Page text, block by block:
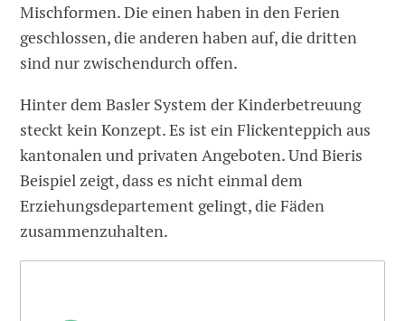
Mischformen. Die einen haben in den Ferien
geschlossen, die anderen haben auf, die dritten
sind nur zwischendurch offen.
Hinter dem Basler System der Kinderbetreuung
steckt kein Konzept. Es ist ein Flickenteppich aus
kantonalen und privaten Angeboten. Und Bieris
Beispiel zeigt, dass es nicht einmal dem
Erziehungsdepartement gelingt, die Fäden
zusammenzuhalten.